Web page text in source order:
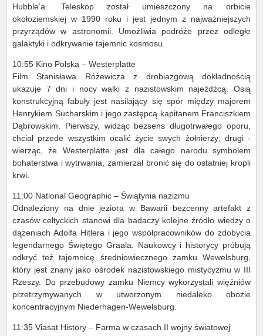
Hubble’a. Teleskop został umieszczony na orbicie
okołoziemskiej w 1990 roku i jest jednym z najważniejszych
przyrządów w astronomii. Umożliwia podróże przez odległe
galaktyki i odkrywanie tajemnic kosmosu.
10:55 Kino Polska – Westerplatte
Film Stanisława Różewicza z drobiazgową dokładnością
ukazuje 7 dni i nocy walki z nazistowskim najeźdźcą. Osią
konstrukcyjną fabuły jest nasilający się spór między majorem
Henrykiem Sucharskim i jego zastępcą kapitanem Franciszkiem
Dąbrowskim. Pierwszy, widząc bezsens długotrwałego oporu,
chciał przede wszystkim ocalić życie swych żołnierzy; drugi -
wierząc, że Westerplatte jest dla całego narodu symbolem
bohaterstwa i wytrwania, zamierzał bronić się do ostatniej kropli
krwi.
11:00 National Geographic – Świątynia nazizmu
Odnaleziony na dnie jeziora w Bawarii bezcenny artefakt z
czasów celtyckich stanowi dla badaczy kolejne źródło wiedzy o
dążeniach Adolfa Hitlera i jego współpracowników do zdobycia
legendarnego Świętego Graala. Naukowcy i historycy próbują
odkryć też tajemnicę średniowiecznego zamku Wewelsburg,
który jest znany jako ośrodek nazistowskiego mistycyzmu w III
Rzeszy. Do przebudowy zamku Niemcy wykorzystali więźniów
przetrzymywanych w utworzonym niedaleko obozie
koncentracyjnym Niederhagen-Wewelsburg.
11:35 Viasat History – Farma w czasach II wojny światowej